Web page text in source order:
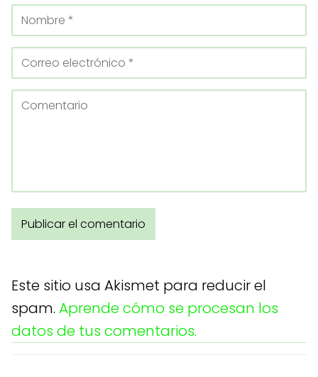
Este sitio usa Akismet para reducir el
spam. Aprende cómo se procesan los
datos de tus comentarios.